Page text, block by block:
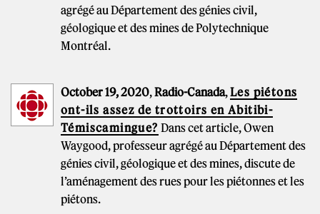
agrégé au Département des génies civil,
géologique et des mines de Polytechnique
Montréal.
October 19, 2020,Radio-Canada,Les piétons
ont-ils assez de trottoirs en Abitibi-
Témiscamingue? Dans cet article, Owen
Waygood, professeur agrégé au Département des
génies civil, géologique et des mines, discute de
l’aménagement des rues pour les piétonnes et les
piétons.